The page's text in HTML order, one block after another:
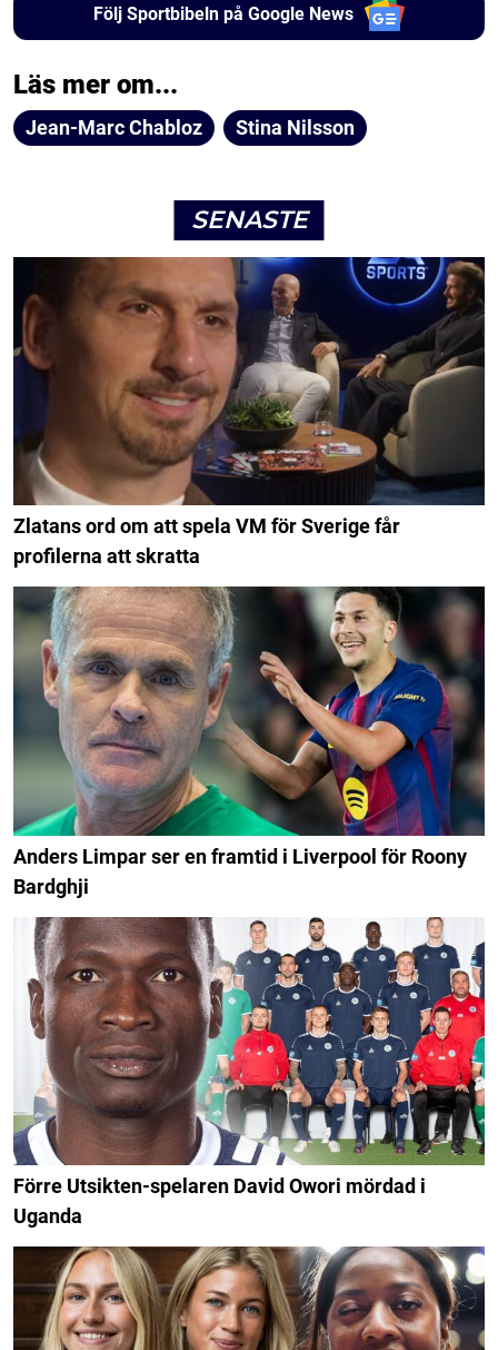
Följ Sportbibeln på Google News
Läs mer om...
Jean-Marc Chabloz Stina Nilsson
SENASTE
Zlatans ord om att spela VM för Sverige får
profilerna att skratta
Anders Limpar ser en framtid i Liverpool för Roony
Bardghji
Förre Utsikten-spelaren David Owori mördad i
Uganda